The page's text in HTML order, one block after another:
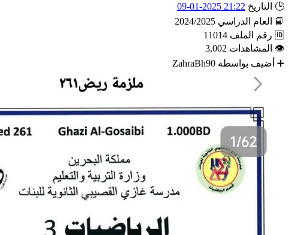
🕒 التاريخ 21:22 2025-01-09
📘
العام الدراسي 2024/2025
🆔 رقم الملف 11014
👁 المشاهدات 3,002
➕ أضيف بواسطة ZahraBh90